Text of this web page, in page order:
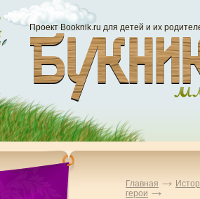
Проект Booknik.ru для детей и их
Главная
герои